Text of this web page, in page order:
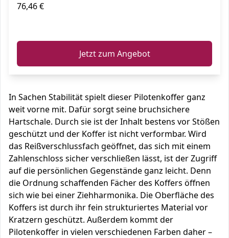
76,46 €
Jetzt zum Angebot
In Sachen Stabilität spielt dieser Pilotenkoffer ganz
weit vorne mit. Dafür sorgt seine bruchsichere
Hartschale. Durch sie ist der Inhalt bestens vor Stößen
geschützt und der Koffer ist nicht verformbar. Wird
das Reißverschlussfach geöffnet, das sich mit einem
Zahlenschloss sicher verschließen lässt, ist der Zugriff
auf die persönlichen Gegenstände ganz leicht. Denn
die Ordnung schaffenden Fächer des Koffers öffnen
sich wie bei einer Ziehharmonika. Die Oberfläche des
Koffers ist durch ihr fein strukturiertes Material vor
Kratzern geschützt. Außerdem kommt der
Pilotenkoffer in vielen verschiedenen Farben daher –